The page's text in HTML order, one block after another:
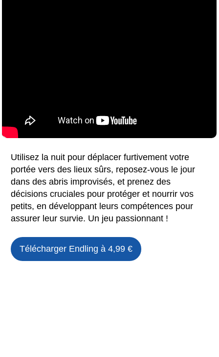
Utilisez la nuit pour déplacer furtivement votre
portée vers des lieux sûrs, reposez-vous le jour
dans des abris improvisés, et prenez des
décisions cruciales pour protéger et nourrir vos
petits, en développant leurs compétences pour
assurer leur survie. Un jeu passionnant !
Télécharger Endling à 4,99 €